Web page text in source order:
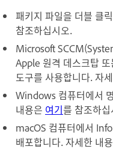
패키지 파일을 더블 클
참조하십시오.
Microsoft
Apple 원격 데스크탑
도구를 사용합니다. 자
Windows 컴퓨터에서
내용은 여기를 참조하
macOS 컴퓨터에서
배포합니다. 자세한 내